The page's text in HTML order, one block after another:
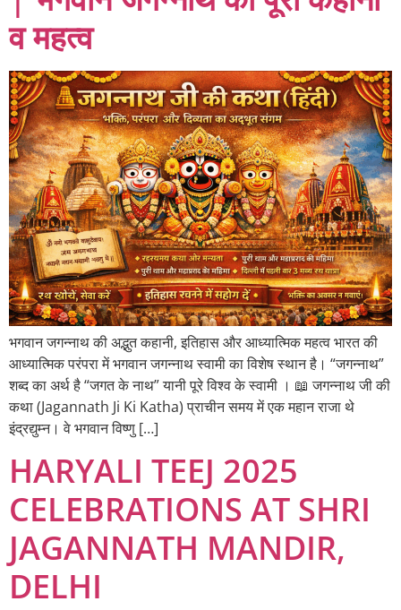
व महत्व
भगवान जगन्नाथ की अद्भुत कहानी, इतिहास और आध्यात्मिक महत्व भारत की
आध्यात्मिक परंपरा में भगवान जगन्नाथ स्वामी का विशेष स्थान है। “जगन्नाथ”
शब्द का अर्थ है “जगत के नाथ” यानी पूरे विश्व के स्वामी । 📖 जगन्नाथ जी की
कथा (Jagannath Ji Ki Katha) प्राचीन समय में एक महान राजा थे
इंद्रद्युम्न। वे भगवान विष्णु […]
HARYALI TEEJ 2025
CELEBRATIONS AT SHRI
JAGANNATH MANDIR,
DELHI